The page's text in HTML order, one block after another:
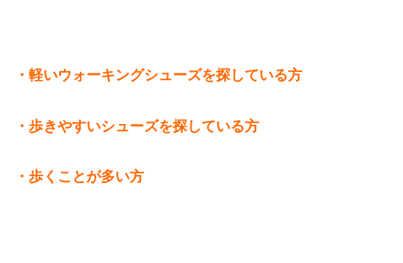
・軽いウォーキングシューズを探している方
・歩きやすいシューズを探している方
・歩くことが多い方